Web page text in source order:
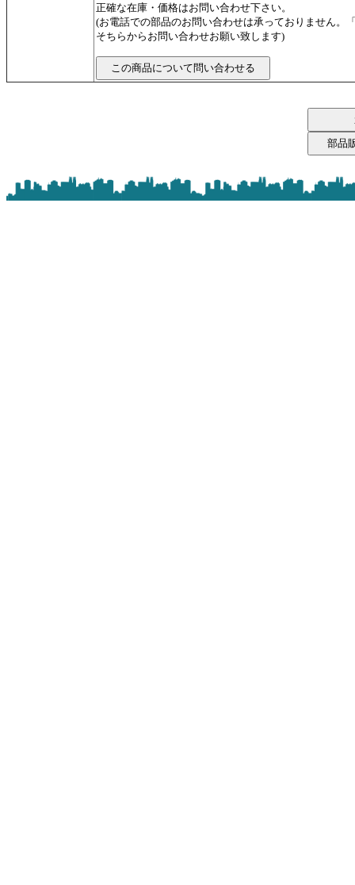
正確な在庫・価格はお問い合わせ下さい。
(お電話での部品のお問い合わせは承っておりません。
そちらからお問い合わせお願い致します)